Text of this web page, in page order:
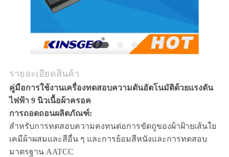
รายละเอียดสินค้า
คู่มือการใช้งานเครื่องทดสอบความดันอัตโนมัติด้วยแรงดัน
ไฟฟ้า 9 นิวเนื้อผ้าครอค
การถอดถอนผลิตภัณฑ์:
สำหรับการทดสอบความคงทนต่อการขัดถูของผ้าฝ้ายเส้นใย
เคมีผ้าผสมและสีอื่น ๆ และการย้อมสีหนังและการทดสอบ
มาตรฐาน AATCC